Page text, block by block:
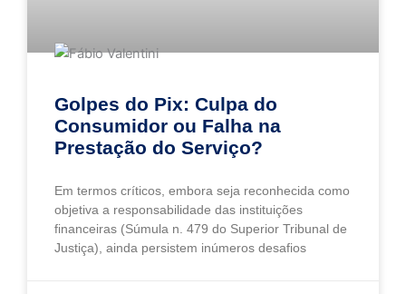
Golpes do Pix: Culpa do
Consumidor ou Falha na
Prestação do Serviço?
Em termos críticos, embora seja reconhecida como
objetiva a responsabilidade das instituições
financeiras (Súmula n. 479 do Superior Tribunal de
Justiça), ainda persistem inúmeros desafios